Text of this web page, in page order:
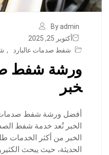
By admin
أكتوبر 25, 2025
شفط صدمات عالبارد
,
ورشة شفط
خبر
أفضل ورشة شفط
الخبر تُعد خدمة شفط
الخبر من أكثر الخدمات
الحديثة، حيث يبحث